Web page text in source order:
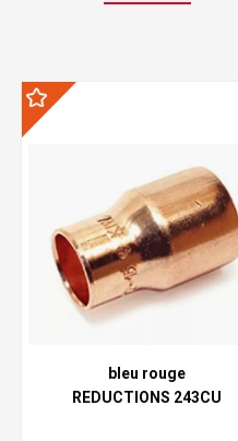
bleu rouge
REDUCTIONS 243CU